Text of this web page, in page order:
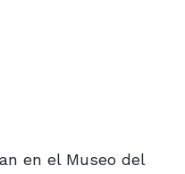
en el Museo del